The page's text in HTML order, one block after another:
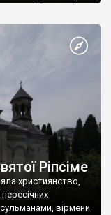
Василю ІІ, та
християнином.
Таврійського
Ріпсіме
християнство,
вірмени